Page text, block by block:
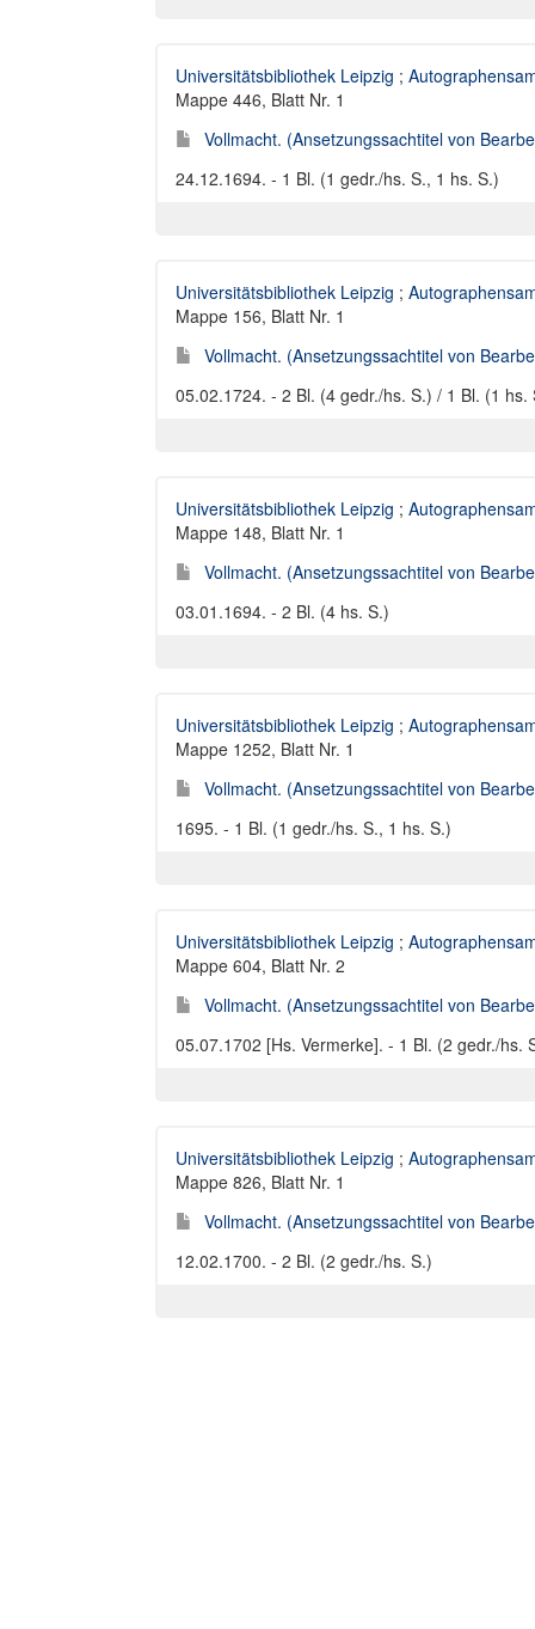
Universitätsbibliothek Leipzig ;
Mappe 446, Blatt Nr. 1
Vollmacht. (Ansetzungssachtitel von
24.12.1694. - 1 Bl. (1 gedr./hs. S., 1 hs. S.)
Universitätsbibliothek Leipzig ;
Mappe 156, Blatt Nr. 1
Vollmacht. (Ansetzungssachtitel von
05.02.1724. - 2 Bl. (4 gedr./hs. S.) / 1 Bl. (1 hs.
Universitätsbibliothek Leipzig ;
Mappe 148, Blatt Nr. 1
Vollmacht. (Ansetzungssachtitel von
03.01.1694. - 2 Bl. (4 hs. S.)
Universitätsbibliothek Leipzig ;
Mappe 1252, Blatt Nr. 1
Vollmacht. (Ansetzungssachtitel von
1695. - 1 Bl. (1 gedr./hs. S., 1 hs. S.)
Universitätsbibliothek Leipzig ;
Mappe 604, Blatt Nr. 2
Vollmacht. (Ansetzungssachtitel von
05.07.1702 [Hs. Vermerke]. - 1 Bl. (2 gedr./hs.
Universitätsbibliothek Leipzig ;
Mappe 826, Blatt Nr. 1
Vollmacht. (Ansetzungssachtitel von
12.02.1700. - 2 Bl. (2 gedr./hs. S.)